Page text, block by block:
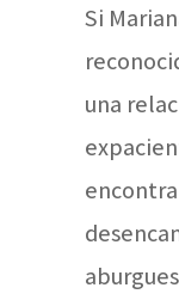
Si
una